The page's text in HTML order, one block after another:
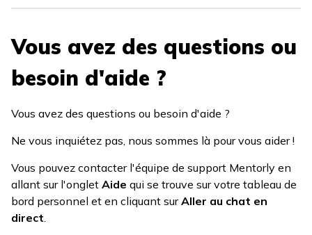
Vous avez des questions ou
besoin d'aide ?
Vous avez des questions ou besoin d'aide ?
Ne vous inquiétez pas, nous sommes là pour vous aider !
Vous pouvez contacter l'équipe de support Mentorly en
allant sur l'onglet Aide qui se trouve sur votre tableau de
bord personnel et en cliquant surAller au chat en
direct